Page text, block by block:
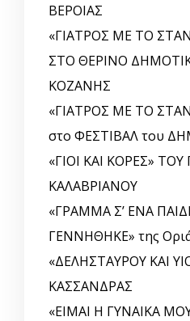
ΒΕΡΟΙΑΣ
«ΓΙΑΤΡΟΣ ΜΕ ΤΟ
ΣΤΟ ΘΕΡΙΝΟ
ΚΟΖΑΝΗΣ
«ΓΙΑΤΡΟΣ ΜΕ ΤΟ
στο ΦΕΣΤΙΒΑΛ του
«ΓΙΟΙ ΚΑΙ ΚΟΡΕΣ»
ΚΑΛΑΒΡΙΑΝΟΥ
«ΓΡΑΜΜΑ Σ’ ΕΝΑ
ΓΕΝΝΗΘΗΚΕ» της
«ΔΕΛΗΣΤΑΥΡΟΥ ΚΑΙ
ΚΑΣΣΑΝΔΡΑΣ
«ΕΙΜΑΙ Η ΓΥΝΑΙΚΑ